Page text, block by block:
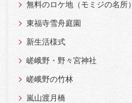
無料のロケ地（モミジの名所）
東福寺雪舟庭園
新生活様式
嵯峨野・野々宮神社
嵯峨野の竹林
嵐山渡月橋